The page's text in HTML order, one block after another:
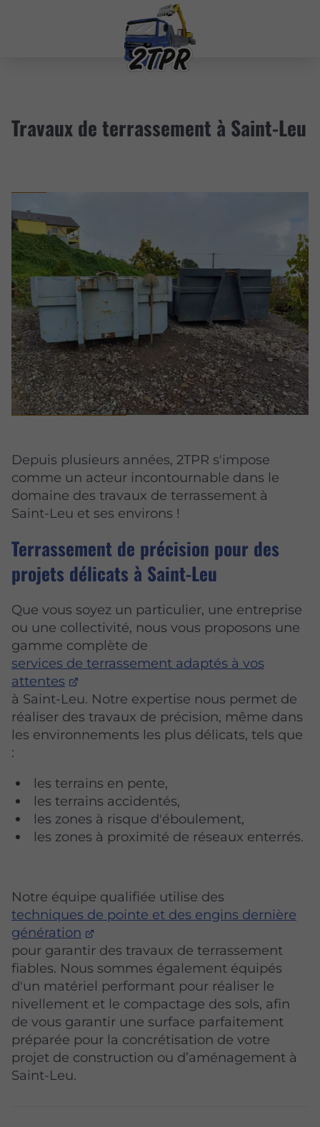
Travaux de terrassement à Saint-Leu
Depuis plusieurs années, 2TPR s'impose
comme un acteur incontournable dans le
domaine des travaux de terrassement à
Saint-Leu et ses environs !
Terrassement de précision pour des
projets délicats à Saint-Leu
Que vous soyez un particulier, une entreprise
ou une collectivité, nous vous proposons une
gamme complète de
services de terrassement adaptés à vos
attentes
à Saint-Leu. Notre expertise nous permet de
réaliser des travaux de précision, même dans
les environnements les plus délicats, tels que
:
les terrains en pente,
les terrains accidentés,
les zones à risque d'éboulement,
les zones à proximité de réseaux enterrés.
Notre équipe qualifiée utilise des
techniques de pointe et des engins dernière
génération
pour garantir des travaux de terrassement
fiables. Nous sommes également équipés
d'un matériel performant pour réaliser le
nivellement et le compactage des sols, afin
de vous garantir une surface parfaitement
préparée pour la concrétisation de votre
projet de construction ou d’aménagement à
Saint-Leu.